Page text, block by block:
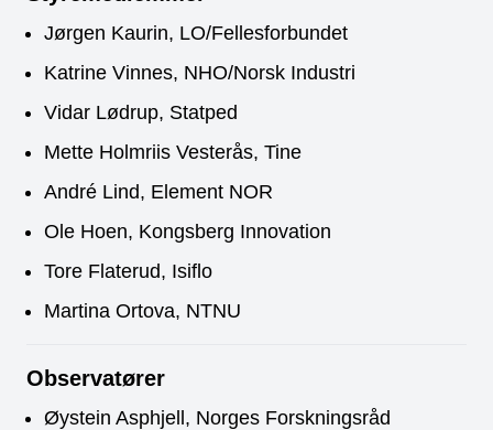
Jørgen Kaurin, LO/Fellesforbundet
Katrine Vinnes, NHO/Norsk Industri
Vidar Lødrup, Statped
Mette Holmriis Vesterås, Tine
André Lind, Element NOR
Ole Hoen, Kongsberg Innovation
Tore Flaterud, Isiflo
Martina Ortova, NTNU
Observatører
Øystein Asphjell, Norges Forskningsråd